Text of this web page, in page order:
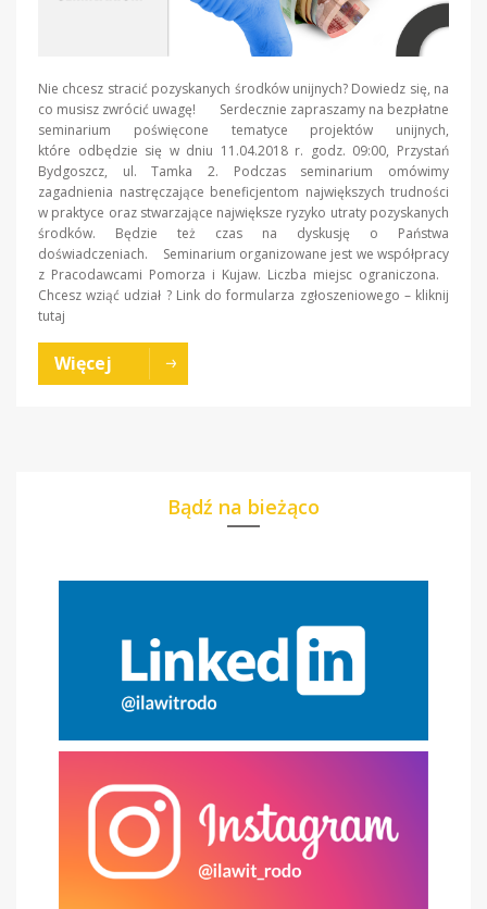
Nie chcesz stracić pozyskanych środków unijnych? Dowiedz się, na
co musisz zwrócić uwagę! Serdecznie zapraszamy na bezpłatne
seminarium poświęcone tematyce projektów unijnych,
które odbędzie się w dniu 11.04.2018 r. godz. 09:00, Przystań
Bydgoszcz, ul. Tamka 2. Podczas seminarium omówimy
zagadnienia nastręczające beneficjentom największych trudności
w praktyce oraz stwarzające największe ryzyko utraty pozyskanych
środków. Będzie też czas na dyskusję o Państwa
doświadczeniach. Seminarium organizowane jest we współpracy
z Pracodawcami Pomorza i Kujaw. Liczba miejsc ograniczona.
Chcesz wziąć udział ? Link do formularza zgłoszeniowego – kliknij
tutaj
Więcej
Bądź na bieżąco